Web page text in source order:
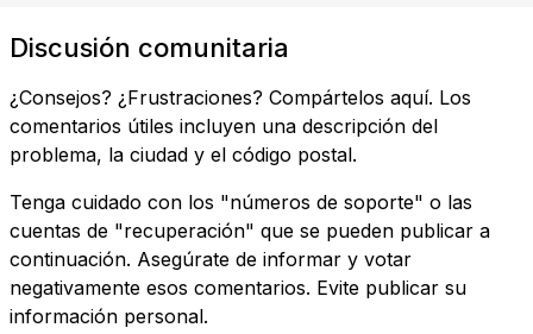
Discusión comunitaria
¿Consejos? ¿Frustraciones? Compártelos aquí. Los
comentarios útiles incluyen una descripción del
problema, la ciudad y el código postal.
Tenga cuidado con los "números de soporte" o las
cuentas de "recuperación" que se pueden publicar a
continuación. Asegúrate de informar y votar
negativamente esos comentarios. Evite publicar su
información personal.